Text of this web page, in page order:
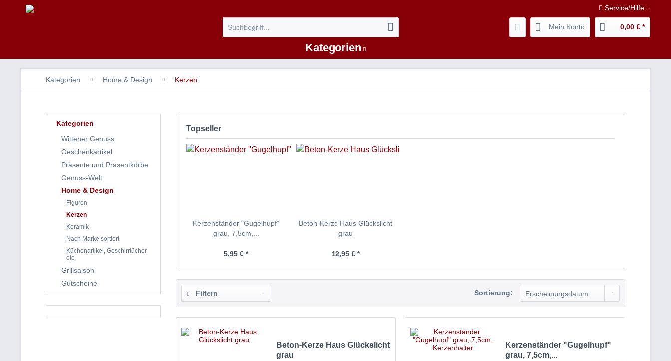
Service/Hilfe
Mein Konto 0,00 € *
Kategorien
Kategorien Home & Design Kerzen
Kategorien
Wittener Genuss
Geschenkartikel
Präsente und Präsentkörbe
Genuss-Welt
Home & Design
Figuren
Kerzen
Keramik
Nach Marke sortiert
Küchenartikel, Geschirrtücher
etc.
Grillsaison
Gutscheine
Topseller
Kerzenständer "Gugelhupf"
grau, 7,5cm,...
5,95 € *
Beton-Kerze Haus Glückslicht
grau
12,95 € *
Filtern Sortierung:
Beton-Kerze Haus Glückslicht
grau
Kerzenständer "Gugelhupf"
grau, 7,5cm,...